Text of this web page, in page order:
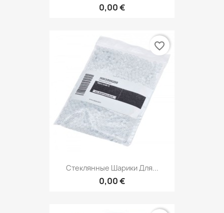
0,00 €
Стеклянные Шарики Для...
0,00 €
favorite_border